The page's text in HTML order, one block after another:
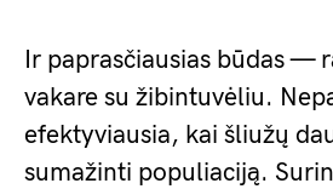
Ir paprasčiausias būdas —
vakare su žibintuvėliu.
efektyviausia, kai šliužų
sumažinti populiaciją.